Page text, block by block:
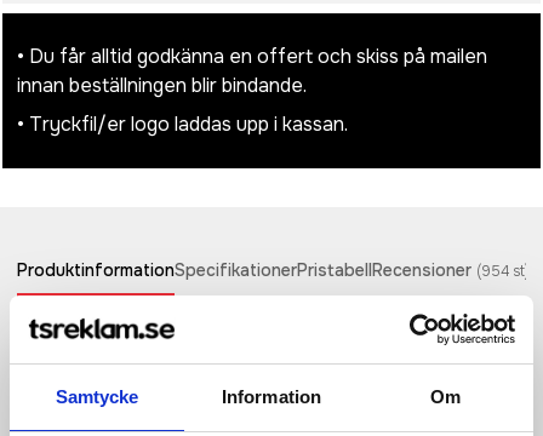
Samtycke Information Om
• Du får alltid godkänna en offert och skiss på mailen
innan beställningen blir bindande.
• Tryckfil/er logo laddas upp i kassan.
ProduktinformationSpecifikationerPristabellRecensioner (954 st)
Denna Anker Powerbank (25 000 mAh, 165 W med inbyggda
och utdragbara kablar) är gjord för seriös laddning när du är
på språng. Med en enorm kapacitet på 25 000 mAh och upp
till 165 W uteffekt kan den driva allt från smartphones till